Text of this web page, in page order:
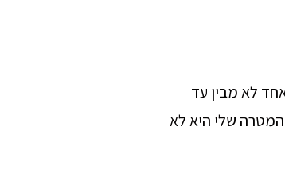
לא מבין עד
המטרה שלי היא לא